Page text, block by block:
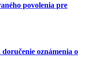
povolenia pre
oznámenia o